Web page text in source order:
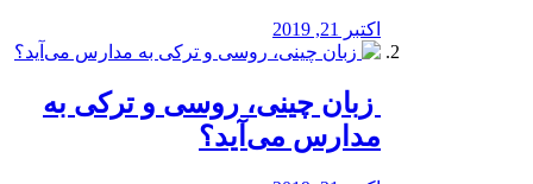
اکتبر 21, 2019
️ زبان چینی، روسی و ترکی به
مدارس می‌آید؟